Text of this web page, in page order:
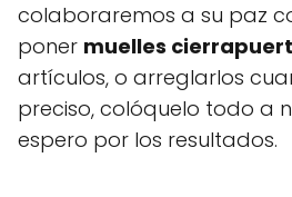
colaboraremos a su paz
poner muelles
artículos, o arreglarlos
preciso, colóquelo todo a
espero por los resultados.